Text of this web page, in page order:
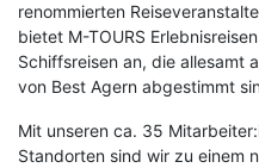
Nord- & Ostsee
Reisemagazin
Städtereisen
renommierten
bietet M-TOURS
Schiffsreisen an, die allesamt
von Best Agern abgestimmt
Mit unseren ca. 35
Standorten sind wir zu einem